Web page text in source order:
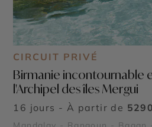
CIRCUIT PRIVÉ
Birmanie incontournable
l'Archipel des îles Mergui
16 jours - À partir de